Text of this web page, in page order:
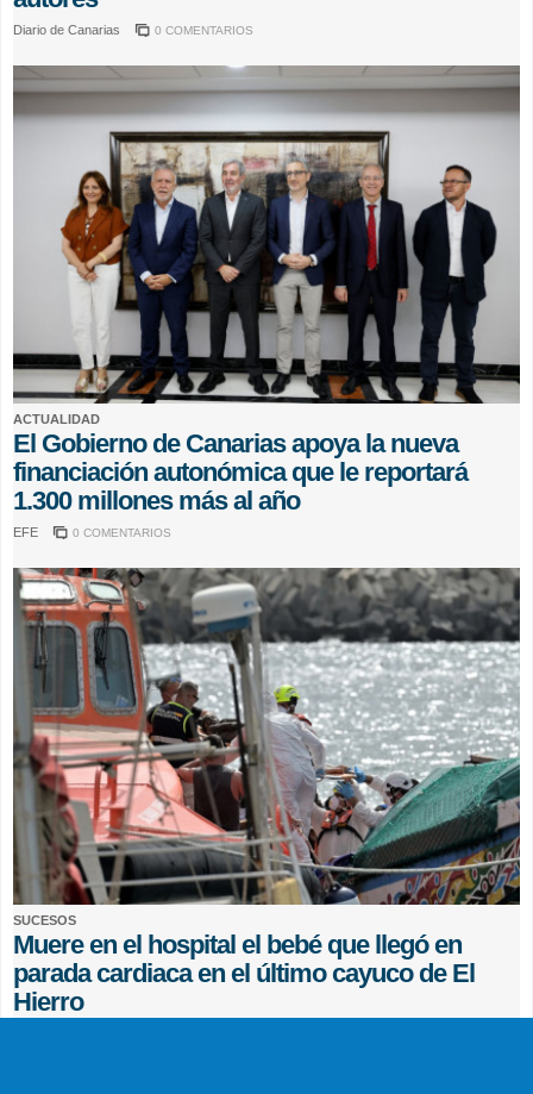
Diario de Canarias 0 COMENTARIOS
ACTUALIDAD
El Gobierno de Canarias apoya la nueva
financiación autonómica que le reportará
1.300 millones más al año
EFE 0 COMENTARIOS
SUCESOS
Muere en el hospital el bebé que llegó en
parada cardiaca en el último cayuco de El
Hierro